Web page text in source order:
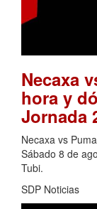
Necaxa
hora y
Jornada
Necaxa vs
Sábado 8 de
Tubi.
SDP Noticias